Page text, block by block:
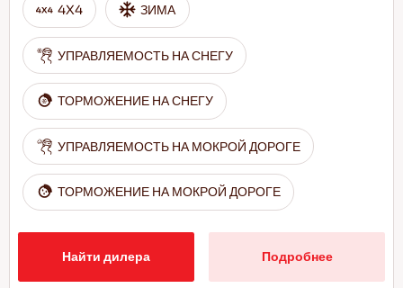
4X4 ЗИМА
УПРАВЛЯЕМОСТЬ НА СНЕГУ
ТОРМОЖЕНИЕ НА СНЕГУ
УПРАВЛЯЕМОСТЬ НА МОКРОЙ ДОРОГЕ
ТОРМОЖЕНИЕ НА МОКРОЙ ДОРОГЕ
Найти дилера Подробнее